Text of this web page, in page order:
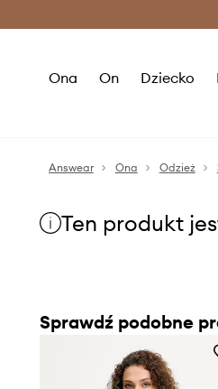
Ona On Dziecko
Answear Ona Odzież
Ten produkt
Sprawdź podobne